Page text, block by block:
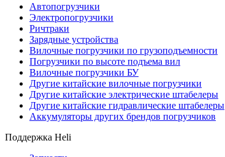
Автопогрузчики
Электропогрузчики
Ричтраки
Зарядные устройства
Вилочные погрузчики по грузоподъемности
Погрузчики по высоте подъема вил
Вилочные погрузчики БУ
Другие китайские вилочные погрузчики
Другие китайские электрические штабелеры
Другие китайские гидравлические штабелеры
Аккумуляторы других брендов погрузчиков
Поддержка Heli